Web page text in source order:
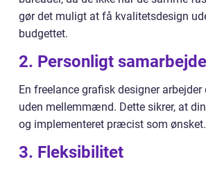
gør det muligt at få kvalitetsdesign
budgettet.
2. Personligt samarbejde
En freelance grafisk designer arbejder
uden mellemmænd. Dette sikrer, at
og implementeret præcist som ønsket.
3. Fleksibilitet